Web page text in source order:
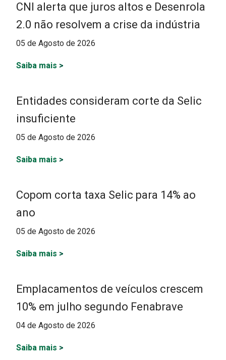
CNI alerta que juros altos e Desenrola
2.0 não resolvem a crise da indústria
05 de Agosto de 2026
Saiba mais >
Entidades consideram corte da Selic
insuficiente
05 de Agosto de 2026
Saiba mais >
Copom corta taxa Selic para 14% ao
ano
05 de Agosto de 2026
Saiba mais >
Emplacamentos de veículos crescem
10% em julho segundo Fenabrave
04 de Agosto de 2026
Saiba mais >